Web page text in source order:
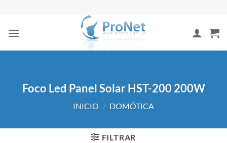
contenido
Foco Led Panel Solar HST-200 200W
INICIO / DOMÓTICA
FILTRAR